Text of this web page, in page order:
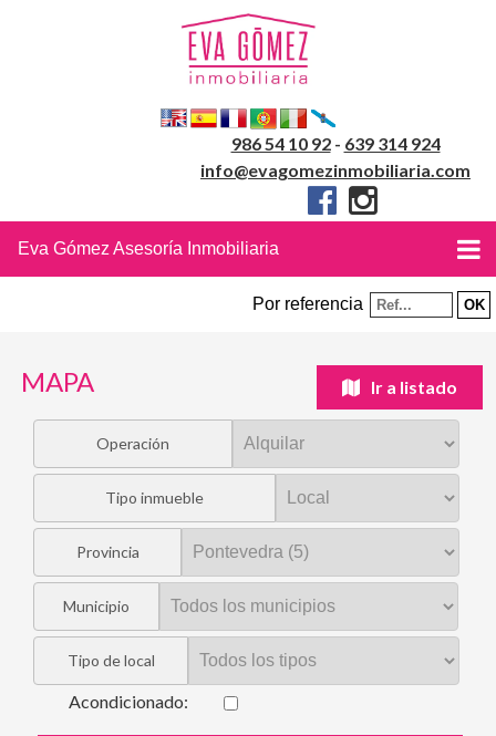
986 54 10 92- 639 314 924
info@evagomezinmobiliaria.com
Eva Gómez Asesoría Inmobiliaria
Por referencia
MAPA Ir a listado
Operación
Tipo inmueble
Provincia
Municipio
Tipo de local
Acondicionado: